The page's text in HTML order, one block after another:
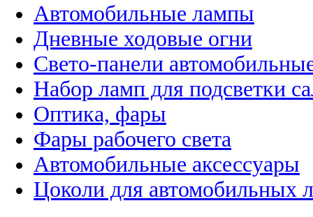
Автомобильные лампы
Дневные ходовые огни
Свето-панели
Набор ламп для подсветки
Оптика, фары
Фары рабочего света
Автомобильные аксессуары
Цоколи для автомобильных